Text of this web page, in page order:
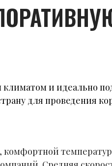
климатом и идеально
для проведения